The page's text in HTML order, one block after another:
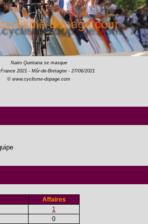
Nairo Quintana se masque
France 2021 - Mûr-de-Bretagne - 27/06/2021
© www.cyclisme-dopage.com
Affaires
1
0